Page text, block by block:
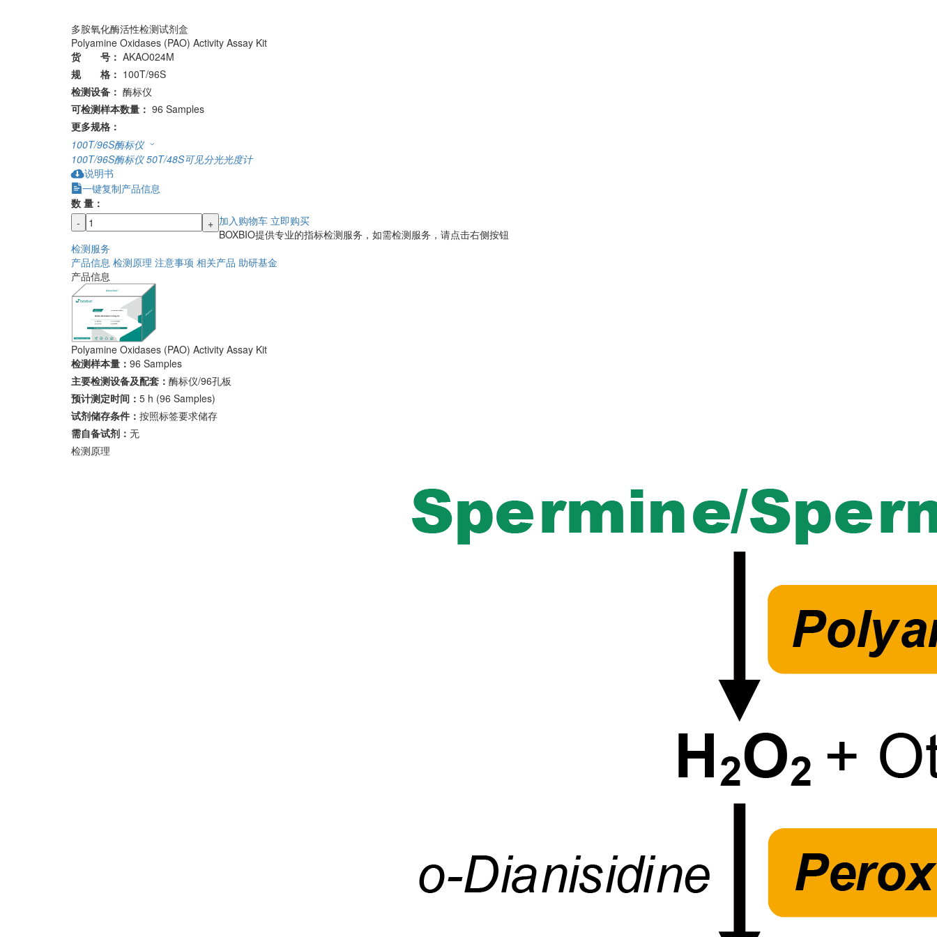
多胺氧化酶活性检测试剂盒
Polyamine Oxidases (PAO) Activity Assay Kit
货 号： AKAO024M
规 格： 100T/96S
检测设备： 酶标仪
可检测样本数量： 96 Samples
更多规格：
100T/96S酶标仪
100T/96S酶标仪 50T/48S可见分光光度计
说明书
一键复制产品信息
数 量：
-
+ 加入购物车 立即购买
BOXBIO提供专业的指标检测服务，如需检测服务，请点击右侧按钮
检测服务
产品信息 检测原理 注意事项 相关产品 助研基金
产品信息
Polyamine Oxidases (PAO) Activity Assay Kit
检测样本量： 96 Samples
主要检测设备及配套： 酶标仪/96孔板
预计测定时间： 5 h (96 Samples)
试剂储存条件： 按照标签要求储存
需自备试剂： 无
检测原理